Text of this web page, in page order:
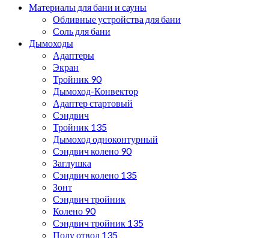
Материалы для бани и сауны
Обливные устройства для бани
Соль для бани
Дымоходы
Адаптеры
Экран
Тройник 90
Дымоход-Конвектор
Адаптер стартовый
Сэндвич
Тройник 135
Дымоход одноконтурный
Сэндвич колено 90
Заглушка
Сэндвич колено 135
Зонт
Сэндвич тройник
Колено 90
Сэндвич тройник 135
Полу отвод 135